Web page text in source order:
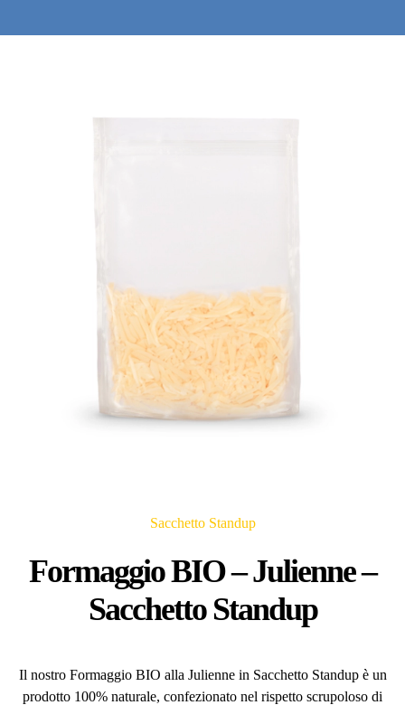
Sacchetto Standup
Formaggio BIO – Julienne –
Sacchetto Standup
Il nostro Formaggio BIO alla Julienne in Sacchetto Standup è un
prodotto 100% naturale, confezionato nel rispetto scrupoloso di